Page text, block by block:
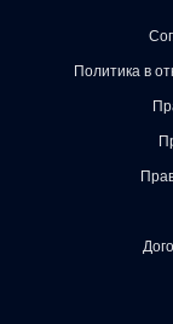
Политика в